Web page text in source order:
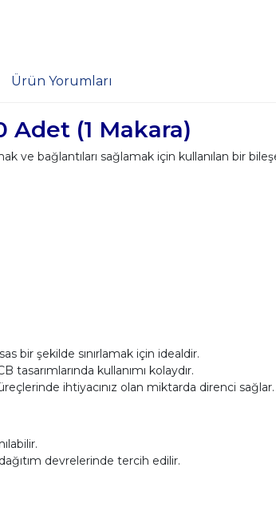
Ürün Yorumları
Adet (1 Makara)
ve bağlantıları sağlamak için kullanılan bir
bir şekilde sınırlamak için idealdir.
kullanımı kolaydır.
ihtiyacınız olan miktarda direnci sağlar.
devrelerinde tercih edilir.